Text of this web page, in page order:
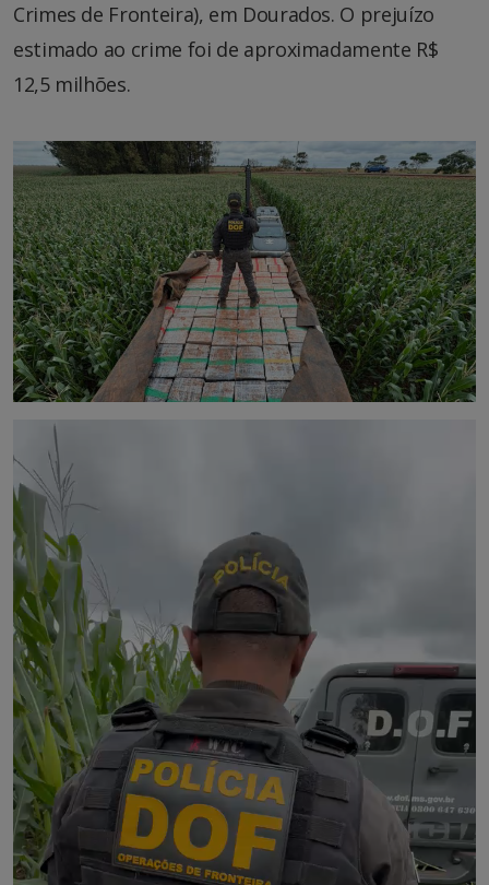
Crimes de Fronteira), em Dourados. O prejuízo
estimado ao crime foi de aproximadamente R$
12,5 milhões.